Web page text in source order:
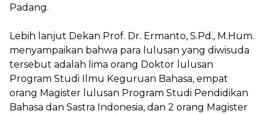
Padang.
Lebih lanjut Dekan Prof. Dr. Ermanto, S.Pd., M.Hum.
menyampaikan bahwa para lulusan yang diwisuda
tersebut adalah lima orang Doktor lulusan
Program Studi Ilmu Keguruan Bahasa, empat
orang Magister lulusan Program Studi Pendidikan
Bahasa dan Sastra Indonesia, dan 2 orang Magister